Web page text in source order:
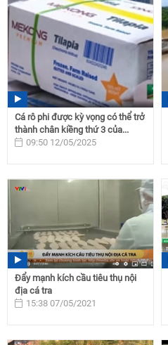
Cá rô phi được kỳ vọng có thể trở
thành chân kiềng thứ 3 của...
09:50 12/05/2025
Đẩy mạnh kích cầu tiêu thụ nội
địa cá tra
15:38 07/05/2021